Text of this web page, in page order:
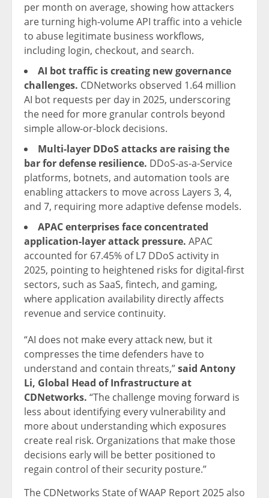
per month on average, showing how attackers
are turning high-volume API traffic into a vehicle
to abuse legitimate business workflows,
including login, checkout, and search.
AI bot traffic is creating new governance
challenges. CDNetworks observed 1.64 million
AI bot requests per day in 2025, underscoring
the need for more granular controls beyond
simple allow-or-block decisions.
Multi-layer DDoS attacks are raising the
bar for defense resilience. DDoS-as-a-Service
platforms, botnets, and automation tools are
enabling attackers to move across Layers 3, 4,
and 7, requiring more adaptive defense models.
APAC enterprises face concentrated
application-layer attack pressure. APAC
accounted for 67.45% of L7 DDoS activity in
2025, pointing to heightened risks for digital-first
sectors, such as SaaS, fintech, and gaming,
where application availability directly affects
revenue and service continuity.
“AI does not make every attack new, but it
compresses the time defenders have to
understand and contain threats,”said Antony
Li, Global Head of Infrastructure at
CDNetworks. “The challenge moving forward is
less about identifying every vulnerability and
more about understanding which exposures
create real risk. Organizations that make those
decisions early will be better positioned to
regain control of their security posture.”
The CDNetworks State of WAAP Report 2025 also